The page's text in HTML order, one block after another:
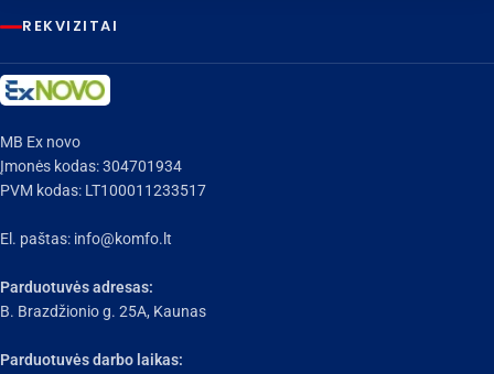
REKVIZITAI
MB Ex novo
Įmonės kodas: 304701934
PVM kodas: LT100011233517
El. paštas: info@komfo.lt
Parduotuvės adresas:
B. Brazdžionio g. 25A, Kaunas
Parduotuvės darbo laikas: